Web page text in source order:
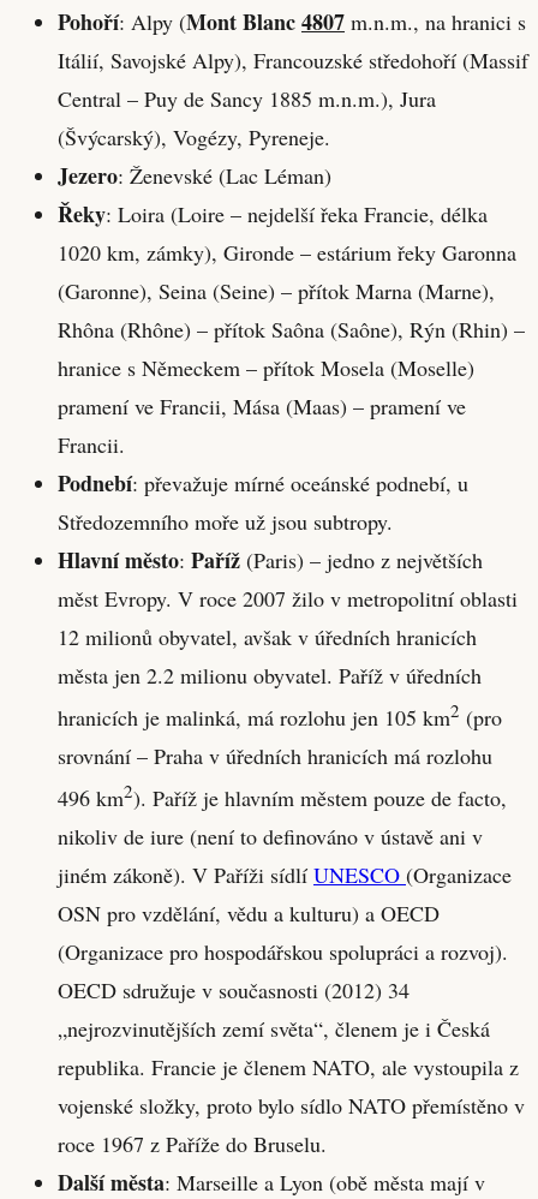
Pohoří: Alpy (Mont Blanc4807 m.n.m., na hranici s
Itálií, Savojské Alpy), Francouzské středohoří (Massif
Central – Puy de Sancy 1885 m.n.m.), Jura
(Švýcarský), Vogézy, Pyreneje.
Jezero: Ženevské (Lac Léman)
Řeky: Loira (Loire – nejdelší řeka Francie, délka
1020 km, zámky), Gironde – estárium řeky Garonna
(Garonne), Seina (Seine) – přítok Marna (Marne),
Rhôna (Rhône) – přítok Saôna (Saône), Rýn (Rhin) –
hranice s Německem – přítok Mosela (Moselle)
pramení ve Francii, Mása (Maas) – pramení ve
Francii.
Podnebí: převažuje mírné oceánské podnebí, u
Středozemního moře už jsou subtropy.
Hlavní město: Paříž (Paris) – jedno z největších
měst Evropy. V roce 2007 žilo v metropolitní oblasti
12 milionů obyvatel, avšak v úředních hranicích
města jen 2.2 milionu obyvatel. Paříž v úředních
hranicích je malinká, má rozlohu jen 105 km2 (pro
srovnání – Praha v úředních hranicích má rozlohu
496 km2). Paříž je hlavním městem pouze de facto,
nikoliv de iure (není to definováno v ústavě ani v
jiném zákoně). V Paříži sídlí UNESCO (Organizace
OSN pro vzdělání, vědu a kulturu) a OECD
(Organizace pro hospodářskou spolupráci a rozvoj).
OECD sdružuje v současnosti (2012) 34
„nejrozvinutějších zemí světa“, členem je i Česká
republika. Francie je členem NATO, ale vystoupila z
vojenské složky, proto bylo sídlo NATO přemístěno v
roce 1967 z Paříže do Bruselu.
Další města: Marseille a Lyon (obě města mají v